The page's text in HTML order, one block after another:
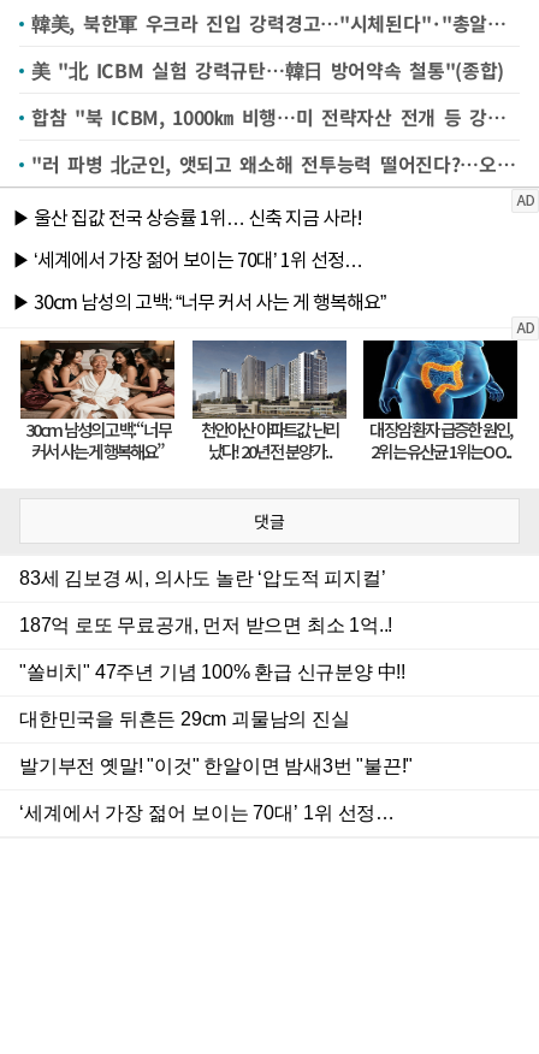
韓美, 북한軍 우크라 진입 강력경고…"시체된다"·"총알받이"(종합)
美 "北 ICBM 실험 강력규탄…韓日 방어약속 철통"(종합)
합참 "북 ICBM, 1000㎞ 비행…미 전략자산 전개 등 강력 대응"
"러 파병 北군인, 앳되고 왜소해 전투능력 떨어진다?…오만한 접근"
댓글